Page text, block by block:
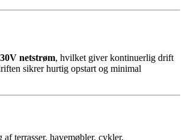
netstrøm, hvilket giver kontinuerlig drift
sikrer hurtig opstart og minimal
terrasser, havemøbler, cykler,